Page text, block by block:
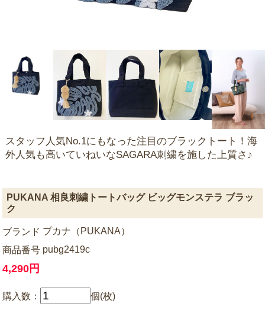
スタッフ人気No.1にもなった注目のブラックトート！海
外人気も高いていねいなSAGARA刺繍を施した上質さ♪
PUKANA 相良刺繍トートバッグ ビッグモンステラ ブラッ
ク
ブランド プカナ（PUKANA）
商品番号 pubg2419c
4,290円
購入数： 個(枚)